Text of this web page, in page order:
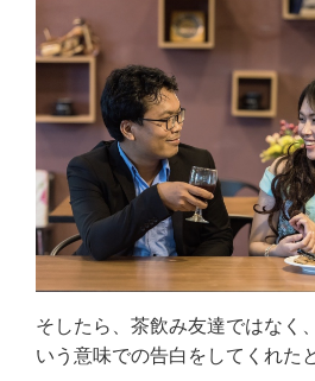
そしたら、茶飲み友達ではなく
いう意味での告白をしてくれた